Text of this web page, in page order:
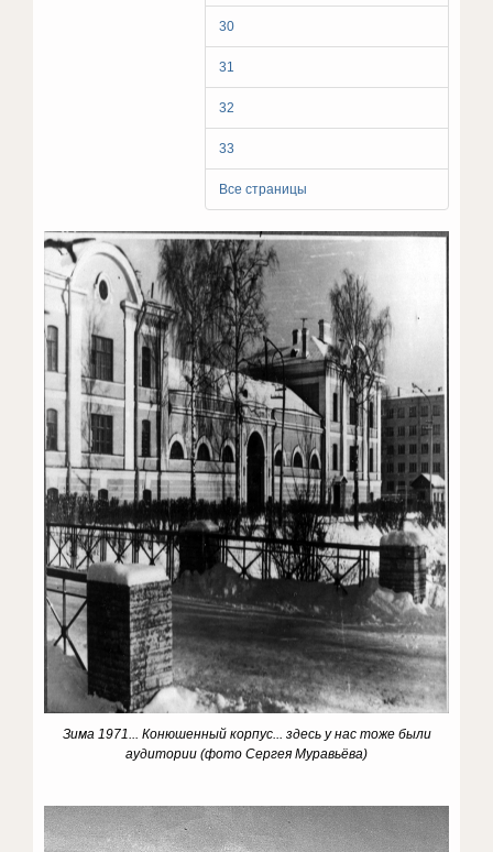
30
31
32
33
Все страницы
Зима 1971... Конюшенный корпус... здесь у нас тоже были
аудитории (фото Сергея Муравьёва)